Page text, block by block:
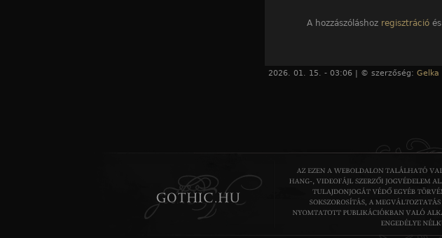
A hozzászóláshoz regisztrációés
2026. 01. 15. - 03:06 | © szerzőség: Gelka